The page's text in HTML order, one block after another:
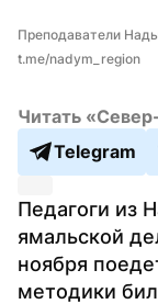
Преподаватели
t.me/nadym_region
Читать
Telegram
Педагоги из
ямальской
ноября
методики